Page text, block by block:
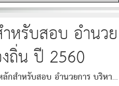
หรับสอบ อำนวย
ถิ่น ปี 2560
กสำหรับสอบ อำนวยการ บริหาร